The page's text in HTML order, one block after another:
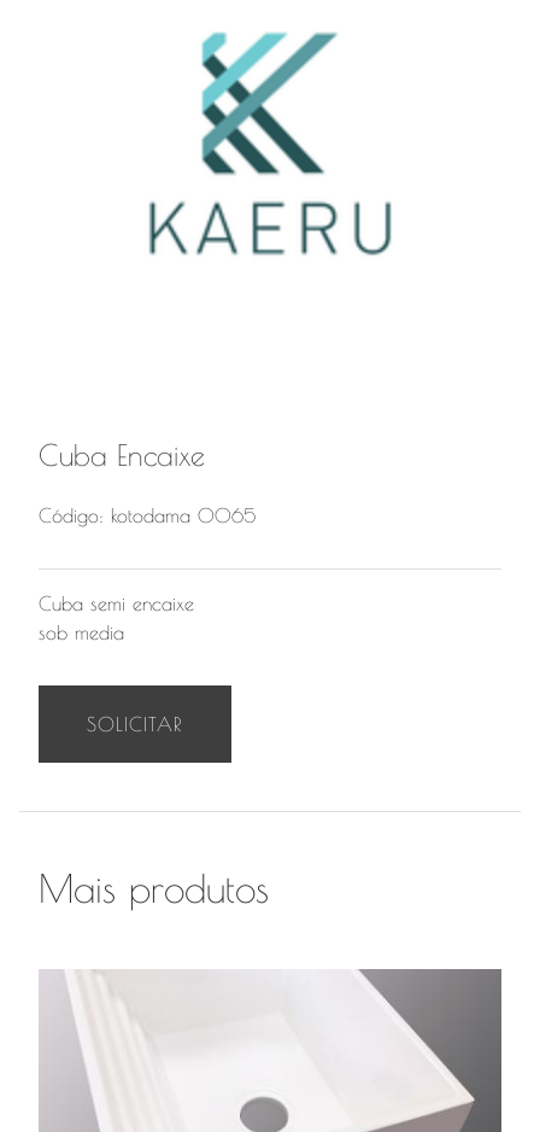
Cuba Encaixe
Código: kotodama 0065
Cuba semi encaixe
sob media
SOLICITAR
Mais produtos